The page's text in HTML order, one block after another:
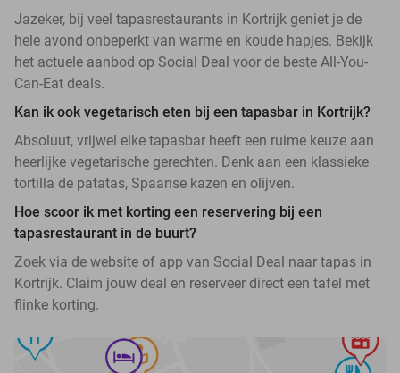
Jazeker, bij veel tapasrestaurants in Kortrijk geniet je de
hele avond onbeperkt van warme en koude hapjes. Bekijk
het actuele aanbod op Social Deal voor de beste All-You-
Can-Eat deals.
Kan ik ook vegetarisch eten bij een tapasbar in Kortrijk?
Absoluut, vrijwel elke tapasbar heeft een ruime keuze aan
heerlijke vegetarische gerechten. Denk aan een klassieke
tortilla de patatas, Spaanse kazen en olijven.
Hoe scoor ik met korting een reservering bij een
tapasrestaurant in de buurt?
Zoek via de website of app van Social Deal naar tapas in
Kortrijk. Claim jouw deal en reserveer direct een tafel met
flinke korting.